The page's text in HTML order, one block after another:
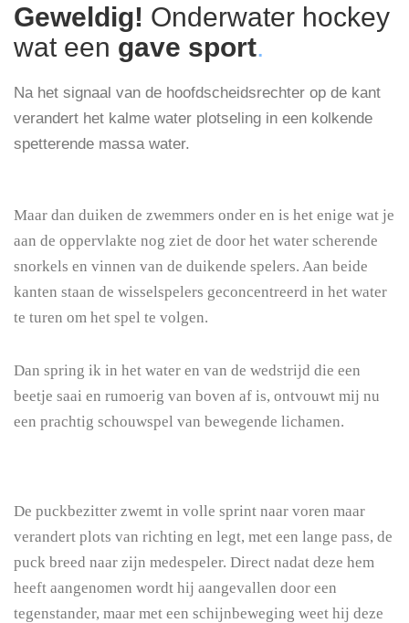
Geweldig! Onderwater hockey
wat een gave sport.
Na het signaal van de hoofdscheidsrechter op de kant
verandert het kalme water plotseling in een kolkende
spetterende massa water.
Maar dan duiken de zwemmers onder en is het enige wat je
aan de oppervlakte nog ziet de door het water scherende
snorkels en vinnen van de duikende spelers. Aan beide
kanten staan de wisselspelers geconcentreerd in het water
te turen om het spel te volgen.
Dan spring ik in het water en van de wedstrijd die een
beetje saai en rumoerig van boven af is, ontvouwt mij nu
een prachtig schouwspel van bewegende lichamen.
De puckbezitter zwemt in volle sprint naar voren maar
verandert plots van richting en legt, met een lange pass, de
puck breed naar zijn medespeler. Direct nadat deze hem
heeft aangenomen wordt hij aangevallen door een
tegenstander, maar met een schijnbeweging weet hij deze